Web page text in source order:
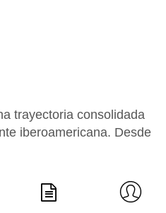
trayectoria consolidada
iberoamericana. Desde